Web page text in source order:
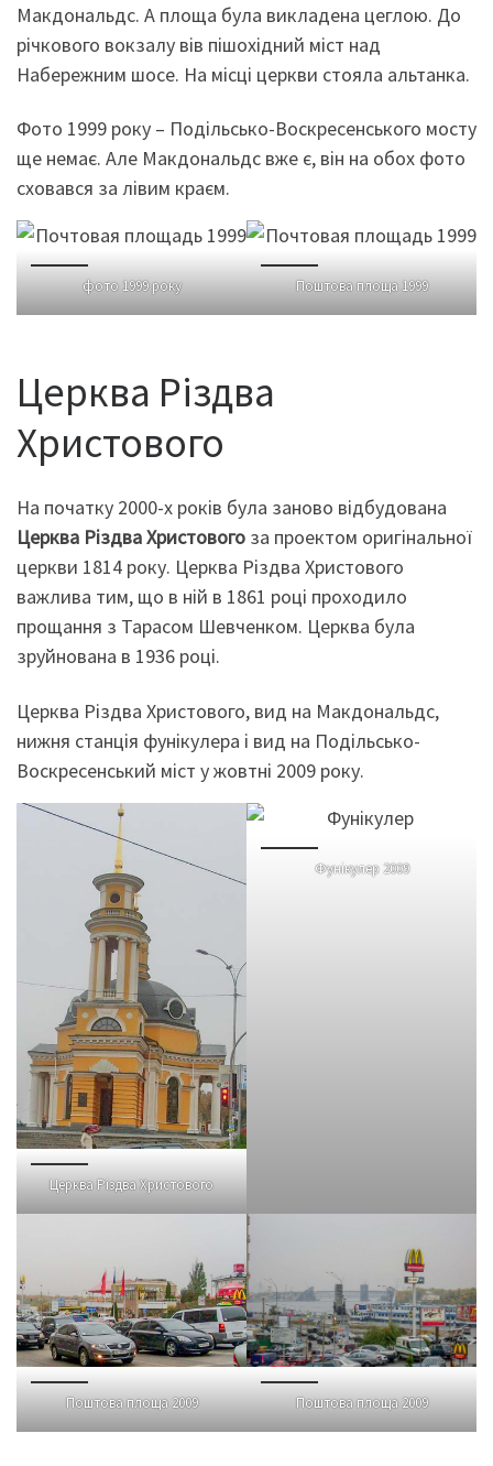
Макдональдс. А площа була викладена цеглою. До
річкового вокзалу вів пішохідний міст над
Набережним шосе. На місці церкви стояла альтанка.
Фото 1999 року – Подільсько-Воскресенського мосту
ще немає. Але Макдональдс вже є, він на обох фото
сховався за лівим краєм.
фото 1999 року Поштова площа 1999
Церква Різдва
Христового
На початку 2000-х років була заново відбудована
Церква Різдва Христового за проектом оригінальної
церкви 1814 року. Церква Різдва Христового
важлива тим, що в ній в 1861 році проходило
прощання з Тарасом Шевченком. Церква була
зруйнована в 1936 році.
Церква Різдва Христового, вид на Макдональдс,
нижня станція фунікулера і вид на Подільсько-
Воскресенський міст у жовтні 2009 року.
Церква Різдва Христового
Фунікулер 2009
Поштова площа 2009 Поштова площа 2009